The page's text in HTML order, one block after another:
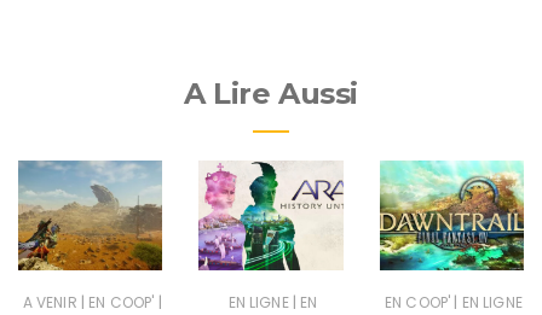
A Lire Aussi
A VENIR | EN COOP' | EN LIGNE | EN
EN COOP' | EN LIGNE